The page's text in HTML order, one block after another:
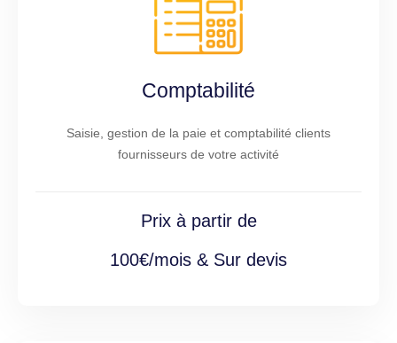
Comptabilité
Saisie, gestion de la paie et comptabilité clients
fournisseurs de votre activité
Prix à partir de
100€/mois & Sur devis